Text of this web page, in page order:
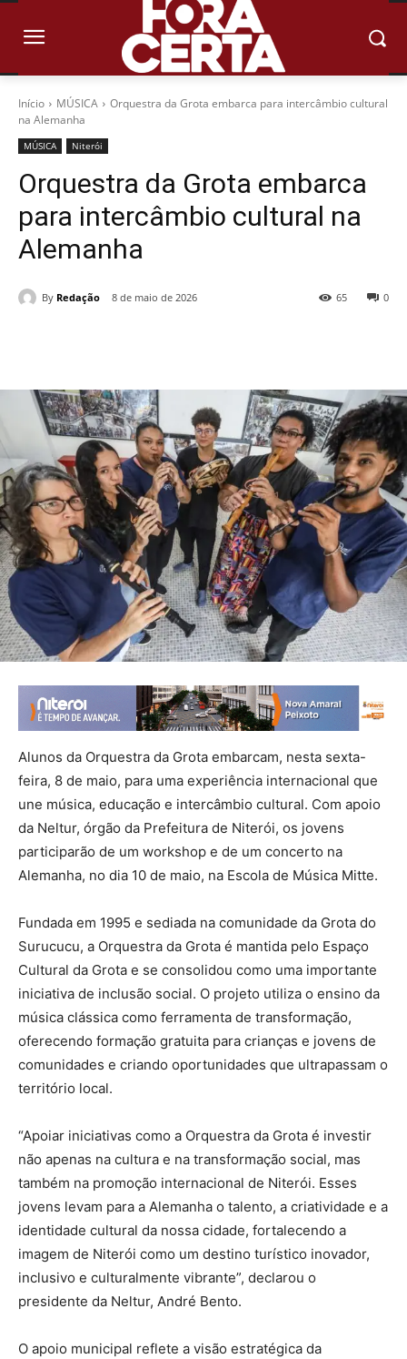
Início MÚSICA
Orquestra da Grota embarca para intercâmbio cultural
na Alemanha
MÚSICA Niterói
Orquestra da Grota embarca
para intercâmbio cultural na
Alemanha
By Redação 8 de maio de 2026 0
65
Alunos da Orquestra da Grota embarcam, nesta sexta-
feira, 8 de maio, para uma experiência internacional que
une música, educação e intercâmbio cultural. Com apoio
da Neltur, órgão da Prefeitura de Niterói, os jovens
participarão de um workshop e de um concerto na
Alemanha, no dia 10 de maio, na Escola de Música Mitte.
Fundada em 1995 e sediada na comunidade da Grota do
Surucucu, a Orquestra da Grota é mantida pelo Espaço
Cultural da Grota e se consolidou como uma importante
iniciativa de inclusão social. O projeto utiliza o ensino da
música clássica como ferramenta de transformação,
oferecendo formação gratuita para crianças e jovens de
comunidades e criando oportunidades que ultrapassam o
território local.
“Apoiar iniciativas como a Orquestra da Grota é investir
não apenas na cultura e na transformação social, mas
também na promoção internacional de Niterói. Esses
jovens levam para a Alemanha o talento, a criatividade e a
identidade cultural da nossa cidade, fortalecendo a
imagem de Niterói como um destino turístico inovador,
inclusivo e culturalmente vibrante”, declarou o
presidente da Neltur, André Bento.
O apoio municipal reflete a visão estratégica da